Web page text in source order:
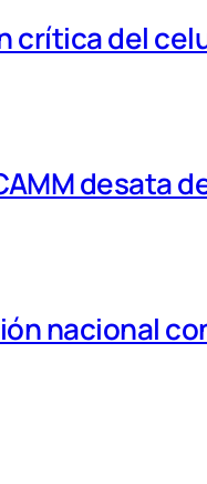
crítica del
desata
nacional